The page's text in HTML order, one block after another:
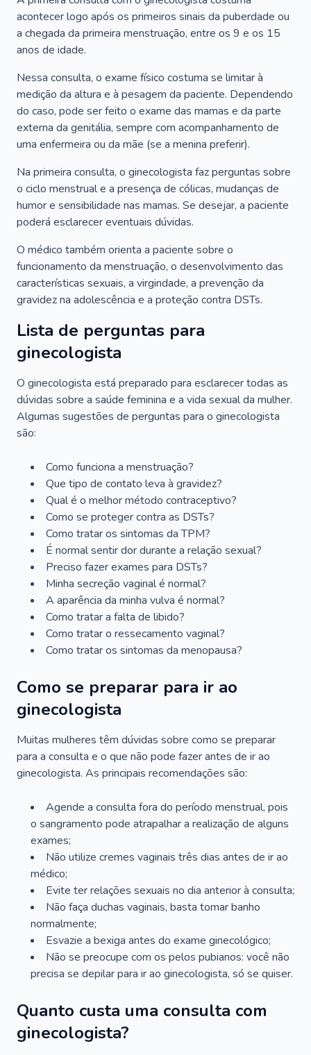
acontecer logo após os primeiros sinais da puberdade ou
a chegada da primeira menstruação, entre os 9 e os 15
anos de idade.
Nessa consulta, o exame físico costuma se limitar à
medição da altura e à pesagem da paciente. Dependendo
do caso, pode ser feito o exame das mamas e da parte
externa da genitália, sempre com acompanhamento de
uma enfermeira ou da mãe (se a menina preferir).
Na primeira consulta, o ginecologista faz perguntas sobre
o ciclo menstrual e a presença de cólicas, mudanças de
humor e sensibilidade nas mamas. Se desejar, a paciente
poderá esclarecer eventuais dúvidas.
O médico também orienta a paciente sobre o
funcionamento da menstruação, o desenvolvimento das
características sexuais, a virgindade, a prevenção da
gravidez na adolescência e a proteção contra DSTs.
Lista de perguntas para
ginecologista
O ginecologista está preparado para esclarecer todas as
dúvidas sobre a saúde feminina e a vida sexual da mulher.
Algumas sugestões de perguntas para o ginecologista
são:
Como funciona a menstruação?
Que tipo de contato leva à gravidez?
Qual é o melhor método contraceptivo?
Como se proteger contra as DSTs?
Como tratar os sintomas da TPM?
É normal sentir dor durante a relação sexual?
Preciso fazer exames para DSTs?
Minha secreção vaginal é normal?
A aparência da minha vulva é normal?
Como tratar a falta de libido?
Como tratar o ressecamento vaginal?
Como tratar os sintomas da menopausa?
Como se preparar para ir ao
ginecologista
Muitas mulheres têm dúvidas sobre como se preparar
para a consulta e o que não pode fazer antes de ir ao
ginecologista. As principais recomendações são:
Agende a consulta fora do período menstrual, pois
o sangramento pode atrapalhar a realização de alguns
exames;
Não utilize cremes vaginais três dias antes de ir ao
médico;
Evite ter relações sexuais no dia anterior à consulta;
Não faça duchas vaginais, basta tomar banho
normalmente;
Esvazie a bexiga antes do exame ginecológico;
Não se preocupe com os pelos pubianos: você não
precisa se depilar para ir ao ginecologista, só se quiser.
Quanto custa uma consulta com
ginecologista?